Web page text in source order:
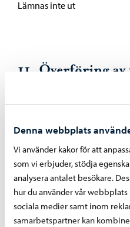
Denna webbplats
Vi använder kakor för att
som vi erbjuder, stödja
analysera antalet besökare.
hur du använder vår
sociala medier samt inom
samarbetspartner kan
Lämnas inte ut
11. Överföring
12. Principerna
registret